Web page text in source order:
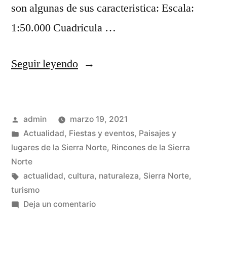
son algunas de sus caracteristica: Escala:
1:50.000 Cuadrícula …
Seguir leyendo«Mapa
la
Sierra
Publicado
por
admin
marzo 19, 2021
Publicado
en
Actualidad, Fiestas y eventos, Paisajes y
lugares de la Sierra Norte, Rincones de la Sierra
Norte
Etiquetas:
actualidad, cultura, naturaleza, Sierra Norte,
turismo
Deja un comentarioen